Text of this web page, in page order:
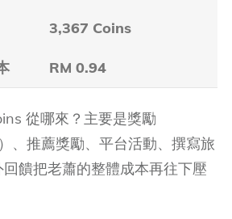
3,367 Coins
RM 0.94
從哪來？主要是獎勵
、推薦獎勵、平台活動、撰寫旅
饋把老蕭的整體成本再往下壓